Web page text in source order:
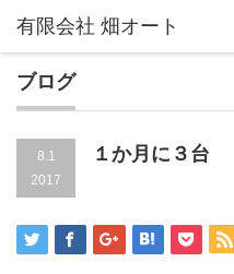
ブログ
8.1
2017
１か月に３台